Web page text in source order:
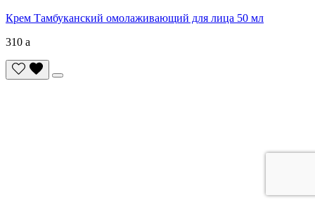
Крем Тамбуканский омолаживающий для лица 50 мл
310 a